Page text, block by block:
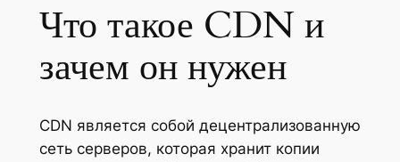
Что такое CDN и
зачем он нужен
CDN является собой децентрализованную
сеть серверов, которая хранит копии